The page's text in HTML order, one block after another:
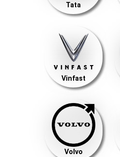
Tata
Vinfast
Volvo